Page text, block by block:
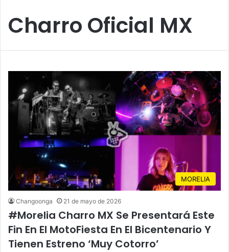
Charro Oficial MX
MORELIA
Changoonga 21 de mayo de 2026
#Morelia Charro MX Se Presentará Este
Fin En El MotoFiesta En El Bicentenario Y
Tienen Estreno ‘Muy Cotorro’